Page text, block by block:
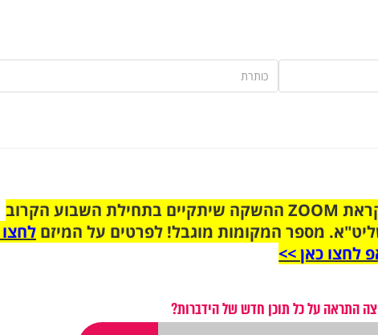
הצטרפו לקבוצת הוואטסאפ לקראת ZOOM ההשקה שיתקיים בתחילת השבוע הקרוב
מספר המקומות מוגבל! לפרטים על המיזם
לחצו כאן >>
התראה על כל תוכן חדש של הידברות?